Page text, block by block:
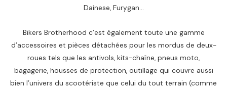
Dainese, Furygan…
Bikers Brotherhood c’est également toute une gamme
d’accessoires et pièces détachées pour les mordus de deux-
roues tels que les antivols, kits-chaîne, pneus moto,
bagagerie, housses de protection, outillage qui couvre aussi
bien l’univers du scootériste que celui du tout terrain (comme